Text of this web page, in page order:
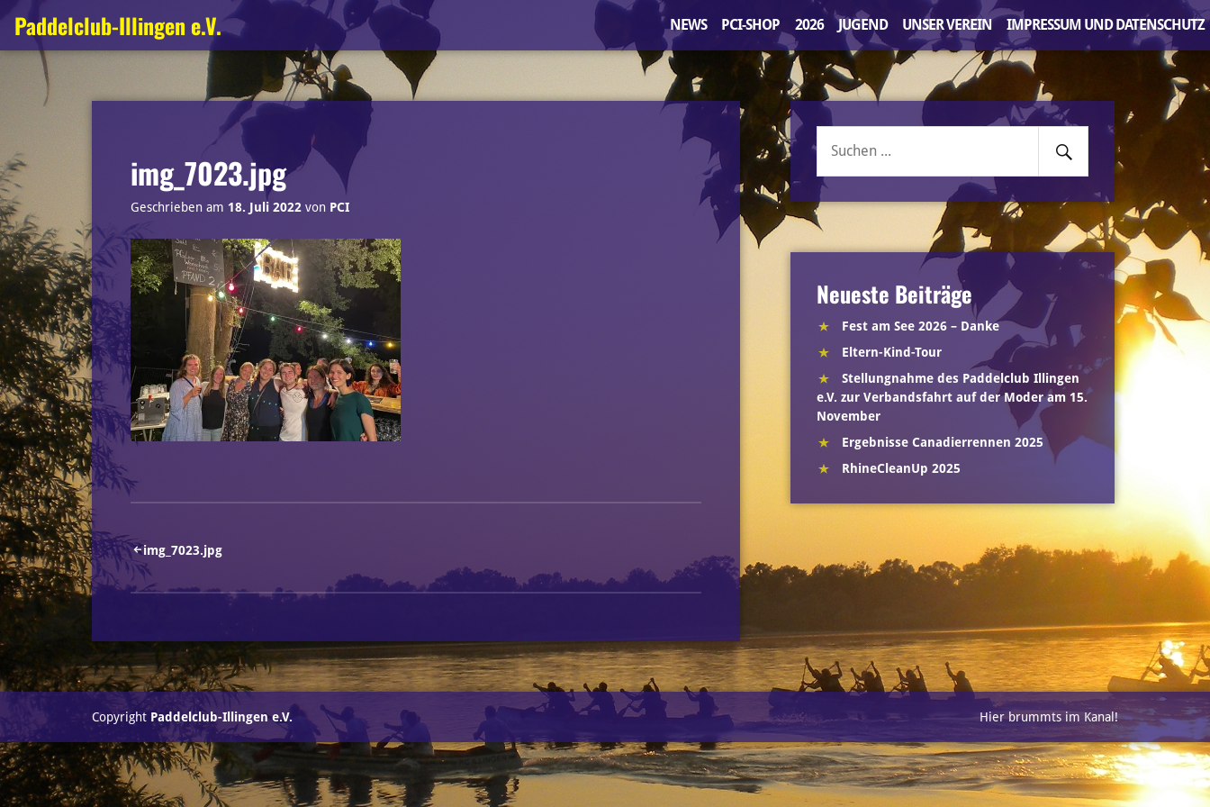
Inhalt
springen
Paddelclub-Illingen e.V. NEWS PCI-SHOP 2026 JUGEND UNSER VEREIN IMPRESSUM UND DATENSCHUTZ
img_7023.jpg
Geschrieben am18. Juli 2022 von PCI
Beitragsnavigation
img_7023.jpg
Suche
Senden
Neueste Beiträge
Fest am See 2026 – Danke
Eltern-Kind-Tour
Stellungnahme des Paddelclub Illingen
e.V. zur Verbandsfahrt auf der Moder am 15.
November
Ergebnisse Canadierrennen 2025
RhineCleanUp 2025
Copyright Paddelclub-Illingen e.V. Hier brummts im Kanal!